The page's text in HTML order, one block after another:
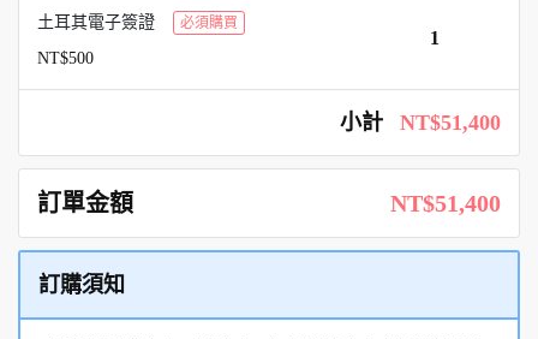
土耳其電子簽證 必須購買
NT$500
1
小計 NT$51,400
訂單金額 NT$51,400
訂購須知